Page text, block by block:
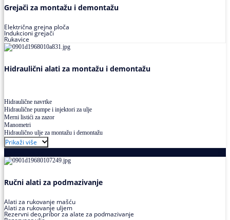
Grejači za montažu i demontažu
Električna grejna ploča
Indukcioni grejači
Rukavice
Hidraulični alati za montažu i demontažu
Hidraulične navrtke
Hidraulične pumpe i injektori za ulje
Merni listići za zazor
Manometri
Hidraulično ulje za montažu i demontažu
Prikaži više
Ručni alati za podmazivanje
Alati za rukovanje mašću
Alati za rukovanje uljem
Rezervni deo,pribor za alate za podmazivanje